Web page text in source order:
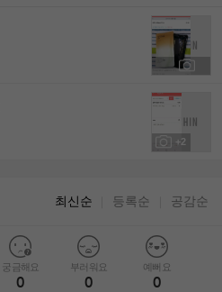
+2
최신순 등록순 공감순
궁금해요
0
부러워요
0
예뻐요
0